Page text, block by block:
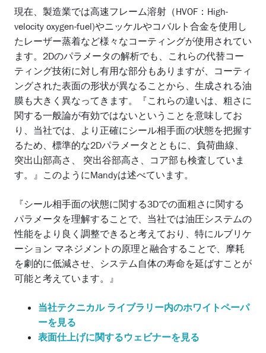
現在、製造業では高速フレーム溶射（HVOF：High-
velocity oxygen-fuel)やニッケルやコバルト合金を使用し
たレーザー蒸着など様々なコーティングが使用されてい
ます。2Dのパラメータの解析でも、これらの代替コー
ティング技術に対し有用な部分もありますが、コーティ
ングされた表面の形状が異なることから、生成される油
膜も大きく異なってきます。『これらの違いは、粗さに
関する一般論が有効ではないということを意味してお
り、当社では、より正確にシール相手面の状態を把握す
るため、標準的な2Dパラメータとともに、負荷曲線、
突出山部高さ、 突出谷部高さ、コア部も検査していま
す。』このようにMandyは述べています。
『シール相手面の状態に関する3Dでの面粗さに関する
パラメータを理解することで、当社では油圧システムの
性能をより良く調整できると考えており、特にルブリケ
ーション マネジメントの原理と融合することで、摩耗
を劇的に低減させ、システム自体の寿命を延ばすことが
可能と考えています。』
当社テクニカル ライブラリー内のホワイトペーパ
ーを見る
表面仕上げに関するウェビナーを見る